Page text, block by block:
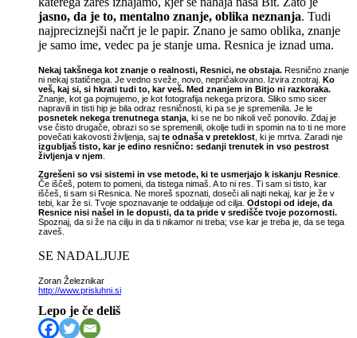
jasno, da je to, mentalno znanje, oblika neznanja. Tudi
najpreciznejši načrt je le papir. Znano je samo oblika, znanje
je samo ime, vedec pa je stanje uma. Resnica je iznad uma.
Nekaj takšnega kot znanje o realnosti, Resnici, ne obstaja. Resnično znanje
ni nekaj statičnega. Je vedno sveže, novo, nepričakovano. Izvira znotraj. Ko
veš, kaj si, si hkrati tudi to, kar veš. Med znanjem in Bitjo ni razkoraka.
Znanje, kot ga pojmujemo, je kot fotografija nekega prizora. Sliko smo sicer
napravili in tisti hip je bila odraz resničnosti, ki pa se je spremenila. Je le
posnetek nekega trenutnega stanja , ki se ne bo nikoli več ponovilo. Zdaj je
vse čisto drugače, obrazi so se spremenili, okolje tudi in spomin na to ti ne more
povečati kakovosti življenja, saj te odnaša v preteklost , ki je mrtva. Zaradi nje
izgubljaš tisto, kar je edino resnično: sedanji trenutek in vso pestrost
življenja v njem
Zgrešeni so vsi sistemi in vse metode, ki te usmerjajo k iskanju Resnice
Če iščeš, potem to pomeni, da tistega nimaš. A to ni res. Ti sam si tisto, kar
iščeš, ti sam si Resnica. Ne moreš spoznati, doseči ali najti nekaj, kar je že v
tebi, kar že si. Tvoje spoznavanje te oddaljuje od cilja. Odstopi od ideje, da
Resnice nisi našel in le dopusti, da ta pride v središče tvoje pozornosti.
Spoznaj, da si že na cilju in da ti nikamor ni treba; vse kar je treba je, da se tega
zaveš.
SE NADALJUJE
Zoran Železnikar
http://www.prisluhni.si
Lepo je če deliš